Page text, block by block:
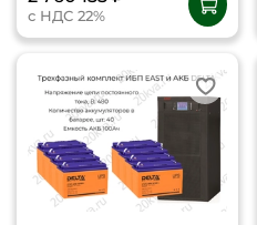
с НДС 22%